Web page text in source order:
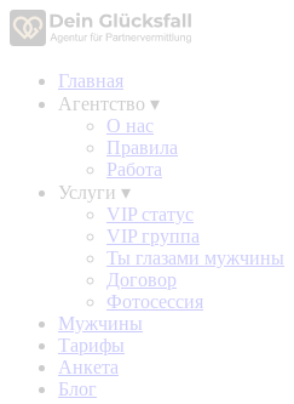
Главная
Агентство ▾
О нас
Правила
Работа
Услуги ▾
VIP статус
VIP группа
Ты глазами мужчины
Договор
Фотосессия
Мужчины
Тарифы
Анкета
Блог